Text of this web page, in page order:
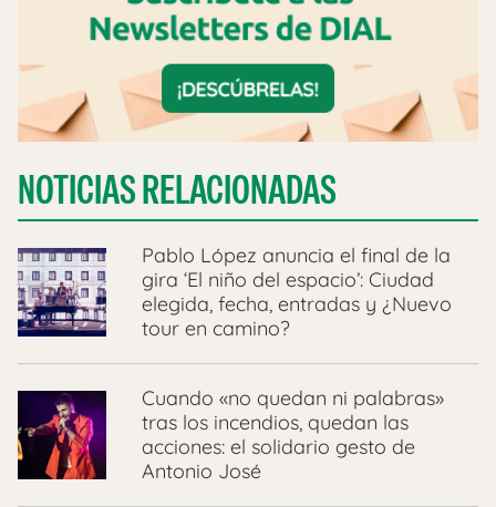
NOTICIAS RELACIONADAS
Pablo López anuncia el final de la
gira ‘El niño del espacio’: Ciudad
elegida, fecha, entradas y ¿Nuevo
tour en camino?
Cuando «no quedan ni palabras»
tras los incendios, quedan las
acciones: el solidario gesto de
Antonio José